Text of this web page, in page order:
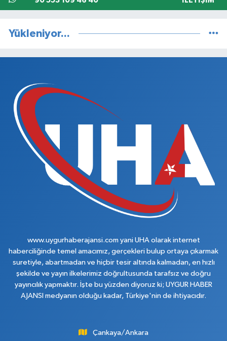
Yükleniyor...
www.uygurhaberajansi.com yani UHA olarak internet
haberciliğinde temel amacımız, gerçekleri bulup ortaya çıkarmak
suretiyle, abartmadan ve hiçbir tesir altında kalmadan, en hızlı
şekilde ve yayın ilkelerimiz doğrultusunda tarafsız ve doğru
yayıncılık yapmaktır. İşte bu yüzden diyoruz ki; UYGUR HABER
AJANSI medyanın olduğu kadar, Türkiye'nin de ihtiyacıdır.
Çankaya/Ankara